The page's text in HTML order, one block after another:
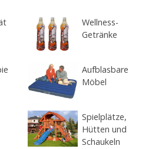
Wellness-
Getränke
Aufblasbare
Möbel
Spielplätze,
Hütten und
Schaukeln